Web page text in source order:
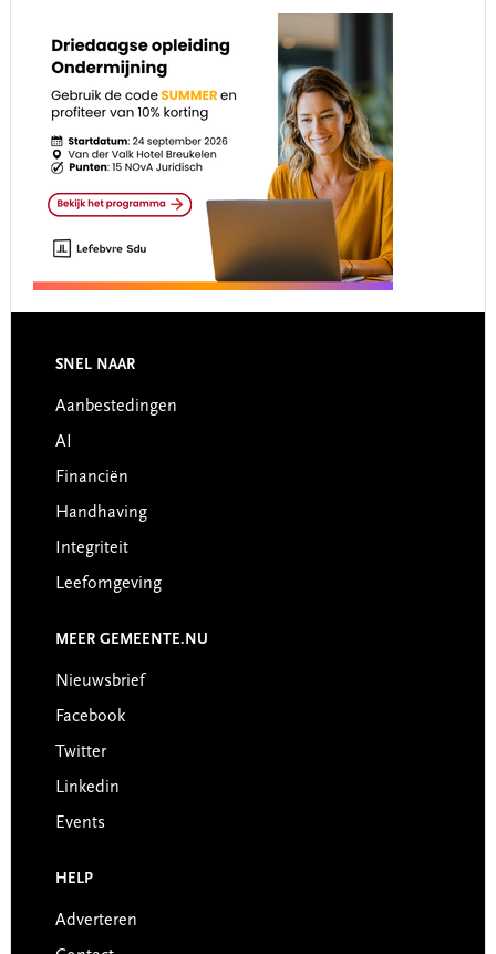
Footer
SNEL NAAR
Aanbestedingen
AI
Financiën
Handhaving
Integriteit
Leefomgeving
MEER GEMEENTE.NU
Nieuwsbrief
Facebook
Twitter
Linkedin
Events
HELP
Adverteren